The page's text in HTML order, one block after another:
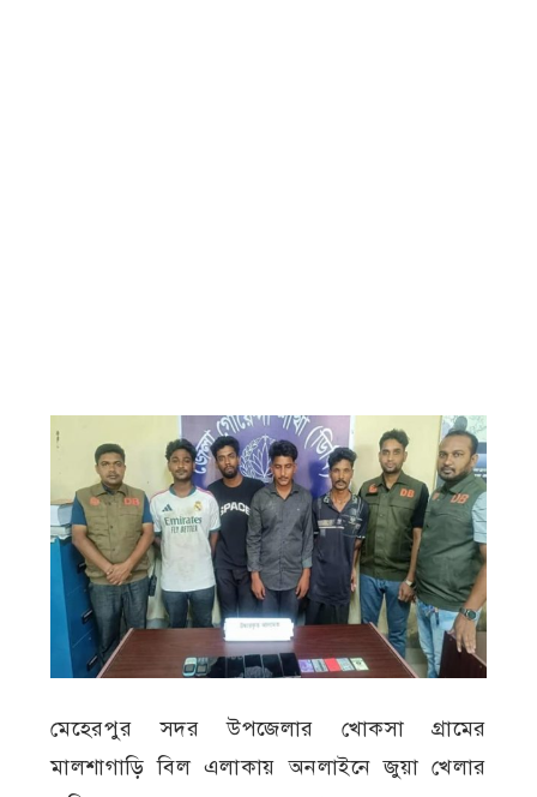
মেহেরপুর সদর উপজেলার খোকসা গ্রামের
মালশাগাড়ি বিল এলাকায় অনলাইনে জুয়া খেলার